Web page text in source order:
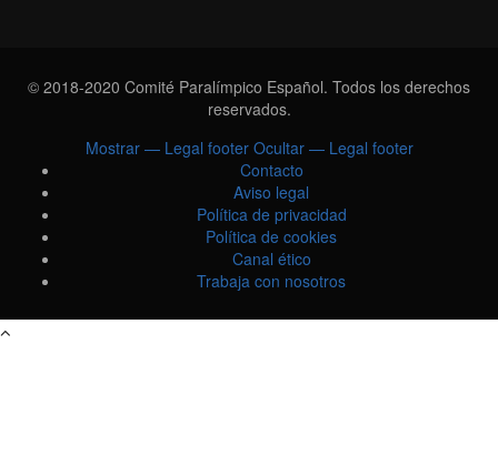
© 2018-2020 Comité Paralímpico Español. Todos los derechos
reservados.
LEGAL
FOOTER
Mostrar — Legal footer Ocultar — Legal footer
Contacto
Aviso legal
Política de privacidad
Política de cookies
Canal ético
Trabaja con nosotros